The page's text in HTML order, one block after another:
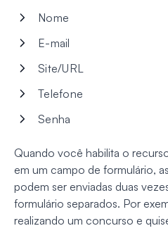
Nome
E-mail
Site/URL
Telefone
Senha
Quando você habilita o
em um campo de formulário,
podem ser enviadas duas
formulário separados. Por
realizando um concurso e